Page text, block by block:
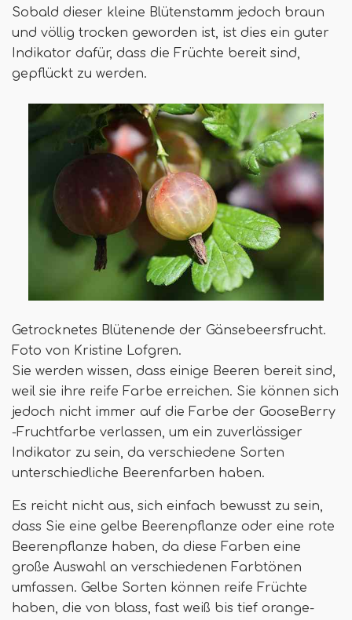
Sobald dieser kleine Blütenstamm jedoch braun
und völlig trocken geworden ist, ist dies ein guter
Indikator dafür, dass die Früchte bereit sind,
gepflückt zu werden.
Getrocknetes Blütenende der Gänsebeersfrucht.
Foto von Kristine Lofgren.
Sie werden wissen, dass einige Beeren bereit sind,
weil sie ihre reife Farbe erreichen. Sie können sich
jedoch nicht immer auf die Farbe der GooseBerry
-Fruchtfarbe verlassen, um ein zuverlässiger
Indikator zu sein, da verschiedene Sorten
unterschiedliche Beerenfarben haben.
Es reicht nicht aus, sich einfach bewusst zu sein,
dass Sie eine gelbe Beerenpflanze oder eine rote
Beerenpflanze haben, da diese Farben eine
große Auswahl an verschiedenen Farbtönen
umfassen. Gelbe Sorten können reife Früchte
haben, die von blass, fast weiß bis tief orange-